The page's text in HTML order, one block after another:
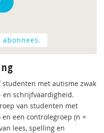
abonnees.
studenten met autisme zwak
en schrijfvaardigheid.
van studenten met
en een controlegroep (n =
lees, spelling en